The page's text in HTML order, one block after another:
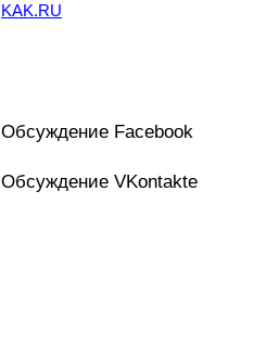
KAK.RU
Обсуждение Facebook
Обсуждение VKontakte